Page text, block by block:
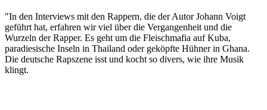
"In den Interviews mit den Rappern, die der Autor Johann Voigt
geführt hat, erfahren wir viel über die Vergangenheit und die
Wurzeln der Rapper. Es geht um die Fleischmafia auf Kuba,
paradiesische Inseln in Thailand oder geköpfte Hühner in Ghana.
Die deutsche Rapszene isst und kocht so divers, wie ihre Musik
klingt.